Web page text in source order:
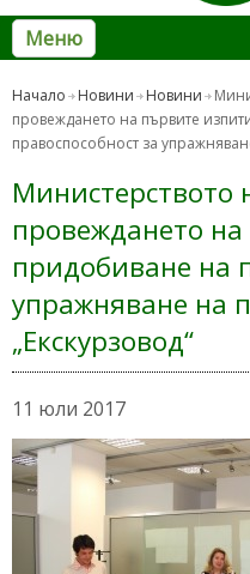
Меню
Начало Новини Новини
провеждането на първите
правоспособност за
Министерството
провеждането
придобиване на
упражняване на
„Екскурзовод“
11 юли 2017